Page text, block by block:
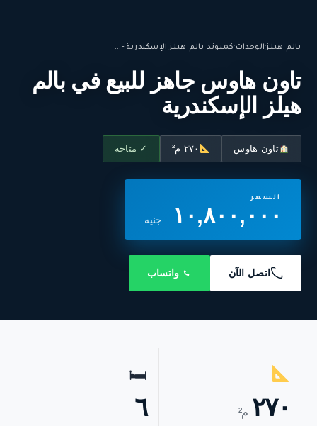
بالم هيلز·الوحدات·كمبوند بالم هيلز الإسكندرية -...
تاون هاوس جاهز للبيع في بالم
هيلز الإسكندرية
تاون هاوس ٢٧٠ م² ✓ متاحة
السعر
١٠,٨٠٠,٠٠٠ جنيه
اتصل الآن واتساب
٢٧٠ م²
🛏
٦